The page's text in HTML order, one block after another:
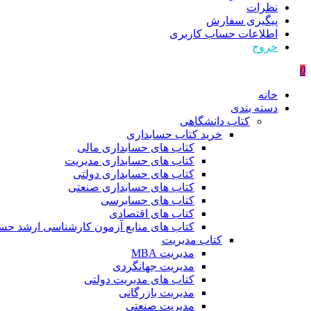
نظرات
پیگیری سفارش
اطلاعات حساب كاربری
خروج
0
خانه
دسته بندی
کتاب دانشگاهی
خرید کتاب حسابداری
کتاب های حسابداری مالی
کتاب های حسابداری مدیریت
کتاب های حسابداری دولتی
کتاب های حسابداری صنعتی
کتاب های حسابرسی
کتاب های اقتصادی
کتاب های منابع آزمون کارشناسی ارشد
کتاب مدیریت
مدیریت MBA
مدیریت جهانگردی
کتاب های مدیریت دولتی
مدیریت بازرگانی
مدیریت صنعتی